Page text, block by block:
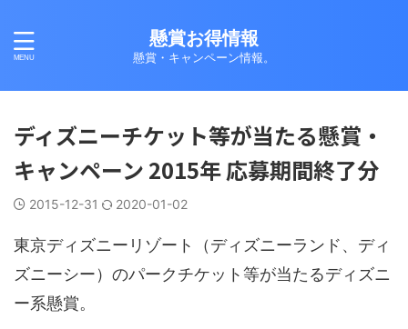
懸賞お得情報
懸賞・キャンペーン情報。
ディズニーチケット等が当たる懸賞・
キャンペーン 2015年 応募期間終了分
2015-12-31 2020-01-02
東京ディズニーリゾート（ディズニーランド、ディ
ズニーシー）のパークチケット等が当たるディズニ
ー系懸賞。